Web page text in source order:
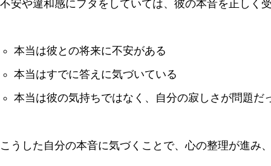
不安や違和感にフタをしていては、彼の本音を正しく
本当は彼との将来に不安がある
本当はすでに答えに気づいている
本当は彼の気持ちではなく、自分の寂しさが問題だ
こうした自分の本音に気づくことで、心の整理が進み